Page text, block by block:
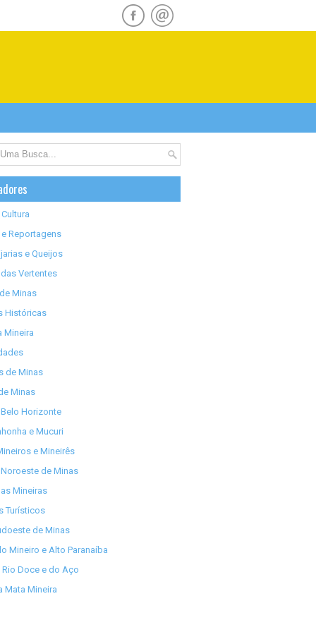
Reportagens
e Queijos
Vertentes
Minas
Históricas
Mineira
de Minas
Minas
Horizonte
e Mucuri
e Mineirês
de Minas
Mineiras
Turísticos
de Minas
Mineiro e Alto Paranaíba
Rio Doce e do Aço
Mata Mineira